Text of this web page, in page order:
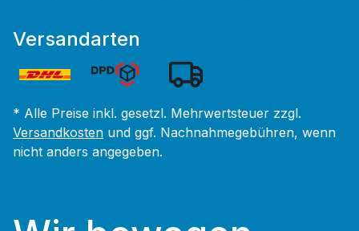
Versandarten
* Alle Preise inkl. gesetzl. Mehrwertsteuer zzgl.
Versandkosten und ggf. Nachnahmegebühren, wenn
nicht anders angegeben.